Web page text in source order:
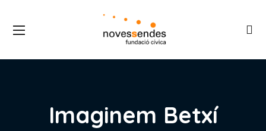
Imaginem Betxí